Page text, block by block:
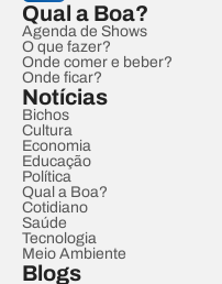
Qual a Boa?
Agenda de Shows
O que fazer?
Onde comer e beber?
Onde ficar?
Notícias
Bichos
Cultura
Economia
Educação
Política
Qual a Boa?
Cotidiano
Saúde
Tecnologia
Meio Ambiente
Blogs